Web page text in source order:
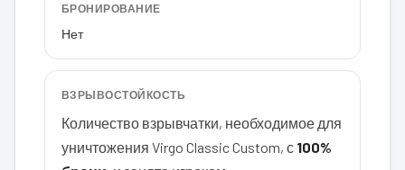
БРОНИРОВАНИЕ
Нет
ВЗРЫВОСТОЙКОСТЬ
Количество взрывчатки, необходимое для
уничтожения Virgo Classic Custom, с 100%